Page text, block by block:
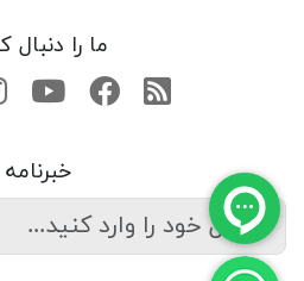
ما را دنبال
RSSفیسبوک
خبرنامه